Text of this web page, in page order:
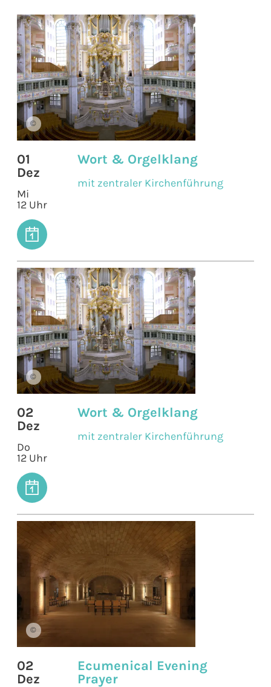
©
01
Dez
Mi
12 Uhr
Wort & Orgelklang
mit zentraler Kirchenführung
©
02
Dez
Do
12 Uhr
Wort & Orgelklang
mit zentraler Kirchenführung
©
02
Dez
Ecumenical Evening
Prayer